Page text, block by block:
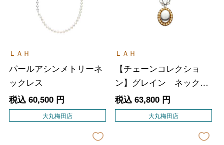
ＬＡＨ
パールアシンメトリーネ
ックレス
税込 60,500円
大丸梅田店
ＬＡＨ
【チェーンコレクショ
ン】グレイン ネックレ
ス Ｍ
税込 63,800円
大丸梅田店